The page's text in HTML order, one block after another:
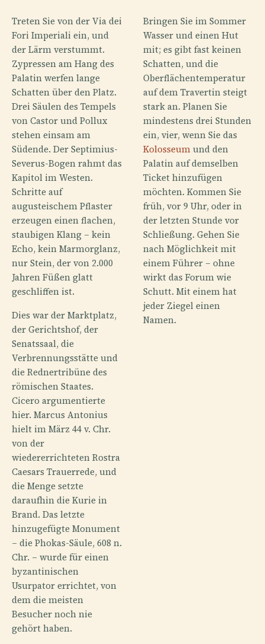
Treten Sie von der Via dei
Fori Imperiali ein, und
der Lärm verstummt.
Zypressen am Hang des
Palatin werfen lange
Schatten über den Platz.
Drei Säulen des Tempels
von Castor und Pollux
stehen einsam am
Südende. Der Septimius-
Severus-Bogen rahmt das
Kapitol im Westen.
Schritte auf
augusteischem Pflaster
erzeugen einen flachen,
staubigen Klang – kein
Echo, kein Marmorglanz,
nur Stein, der von 2.000
Jahren Füßen glatt
geschliffen ist.
Dies war der Marktplatz,
der Gerichtshof, der
Senatssaal, die
Verbrennungsstätte und
die Rednertribüne des
römischen Staates.
Cicero argumentierte
hier. Marcus Antonius
hielt im März 44 v. Chr.
von der
wiedererrichteten Rostra
Caesars Trauerrede, und
die Menge setzte
daraufhin die Kurie in
Brand. Das letzte
hinzugefügte Monument
– die Phokas-Säule, 608 n.
Chr. – wurde für einen
byzantinischen
Usurpator errichtet, von
dem die meisten
Besucher noch nie
gehört haben.
Bringen Sie im Sommer
Wasser und einen Hut
mit; es gibt fast keinen
Schatten, und die
Oberflächentemperatur
auf dem Travertin steigt
stark an. Planen Sie
mindestens drei Stunden
ein, vier, wenn Sie das
Kolosseumund den
Palatin auf demselben
Ticket hinzufügen
möchten. Kommen Sie
früh, vor 9 Uhr, oder in
der letzten Stunde vor
Schließung. Gehen Sie
nach Möglichkeit mit
einem Führer – ohne
wirkt das Forum wie
Schutt. Mit einem hat
jeder Ziegel einen
Namen.